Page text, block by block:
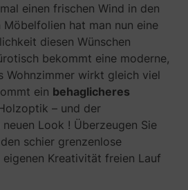
einen frischen Wind in den
Möbelfolien hat man nun eine
diesen Wünschen
bekommt eine moderne,
Wohnzimmer wirkt gleich viel
ein behaglicheres
– und der
Look ! Überzeugen Sie
schier grenzenlose
Kreativität freien Lauf